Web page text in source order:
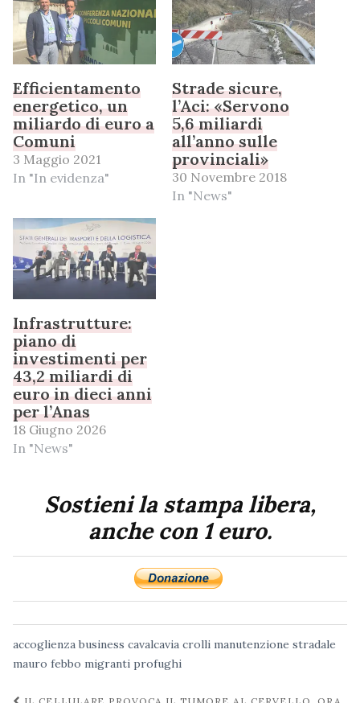
Efficientamento
energetico, un
miliardo di euro a
Comuni
3 Maggio 2021
In "In evidenza"
Strade sicure,
l’Aci: «Servono
5,6 miliardi
all’anno sulle
provinciali»
30 Novembre 2018
In "News"
Infrastrutture:
piano di
investimenti per
43,2 miliardi di
euro in dieci anni
per l’Anas
18 Giugno 2026
In "News"
Sostieni la stampa libera,
anche con 1 euro.
accoglienza business cavalcavia crolli manutenzione stradale
mauro febbo migranti profughi